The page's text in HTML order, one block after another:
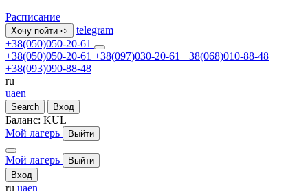
Расписание
Хочу пойти ➪
telegram
+38(050)050-20-61
+38(050)050-20-61 +38(097)030-20-61 +38(068)010-88-48
+38(093)090-88-48
ru
uaen
Search Вход
Баланс: KUL
Мой лагерь
Выйти
Мой лагерь
Выйти
Вход
ru uaen